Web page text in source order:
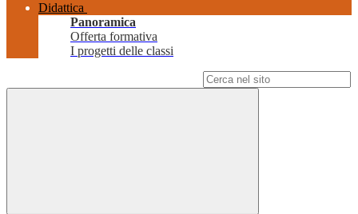
Didattica
Panoramica
Offerta formativa
I progetti delle classi